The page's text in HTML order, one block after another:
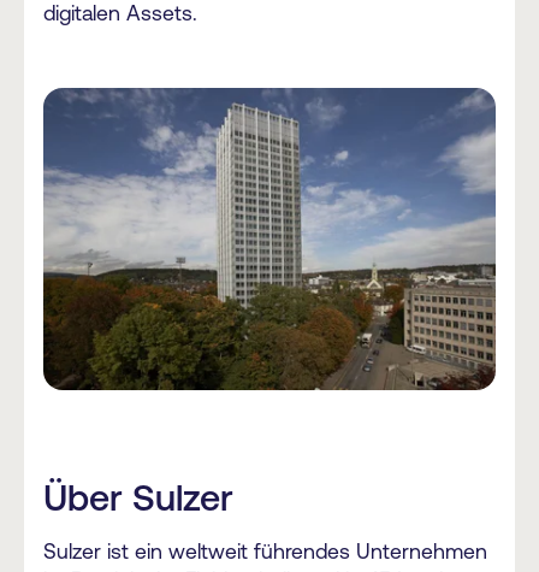
digitalen Assets.
Über Sulzer
Sulzer ist ein weltweit führendes Unternehmen